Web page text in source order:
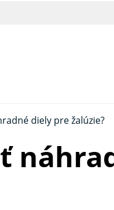
diely pre žalúzie?